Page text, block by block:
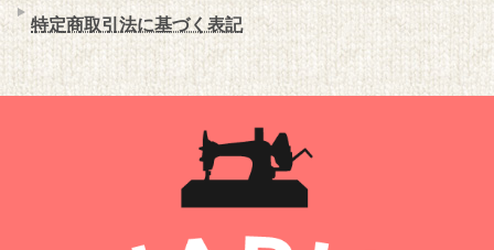
特定商取引法に基づく表記